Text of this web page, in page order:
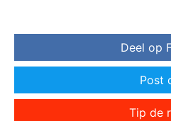
Deel op
Post
Tip de